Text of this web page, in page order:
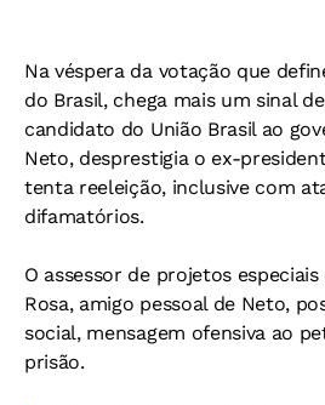
Na véspera da votação que
do Brasil, chega mais um sinal
candidato do União Brasil ao
Neto, desprestigia o ex-
tenta reeleição, inclusive com
difamatórios.
O assessor de projetos especiais
Rosa, amigo pessoal de Neto,
social, mensagem ofensiva ao
prisão.